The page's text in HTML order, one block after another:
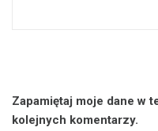
Zapamiętaj moje dane w
kolejnych komentarzy.